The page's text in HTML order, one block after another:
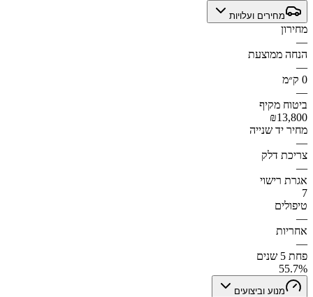
מחירים ועלויות
מחירון
—
הנחה ממוצעת
—
0 ק״מ
—
ביטוח מקיף
₪13,800
מחיר יד שנייה
—
צריכת דלק
—
אגרת רישוי
7
טיפולים
—
אחריות
—
פחת 5 שנים
55.7%
מנוע וביצועים